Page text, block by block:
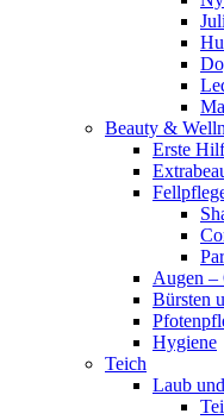
Beauty &
Erste
Augen –
Bürsten
Hygiene
Teich
Laub